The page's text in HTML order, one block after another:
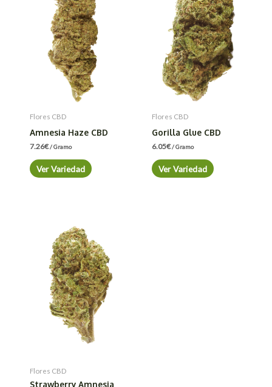
Flores CBD
Amnesia Haze CBD
7.26€/ Gramo
Ver Variedad
Flores CBD
Gorilla Glue CBD
6.05€/ Gramo
Ver Variedad
Flores CBD
Strawberry Amnesia